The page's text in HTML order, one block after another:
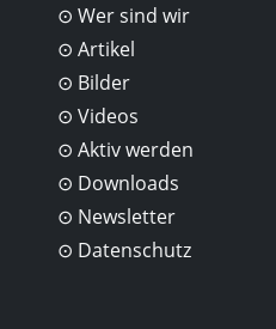
Wer sind wir
Artikel
Bilder
Videos
Aktiv werden
Downloads
Newsletter
Datenschutz